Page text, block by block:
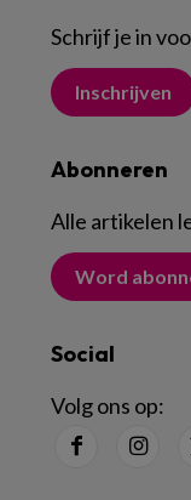
Schrijf je in
Inschrijven
Abonneren
Alle artikelen
Word
Social
Volg ons op: